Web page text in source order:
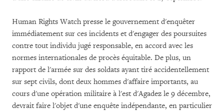
Human Rights Watch presse le gouvernement d'enquêter
immédiatement sur ces incidents et d'engager des poursuites
contre tout individu jugé responsable, en accord avec les
normes internationales de procès équitable. De plus, un
rapport de l'armée sur des soldats ayant tiré accidentellement
sur sept civils, dont deux hommes d'affaire importants, au
cours d'une opération militaire à l'est d'Agadez le 9 décembre,
devrait faire l'objet d'une enquête indépendante, en particulier